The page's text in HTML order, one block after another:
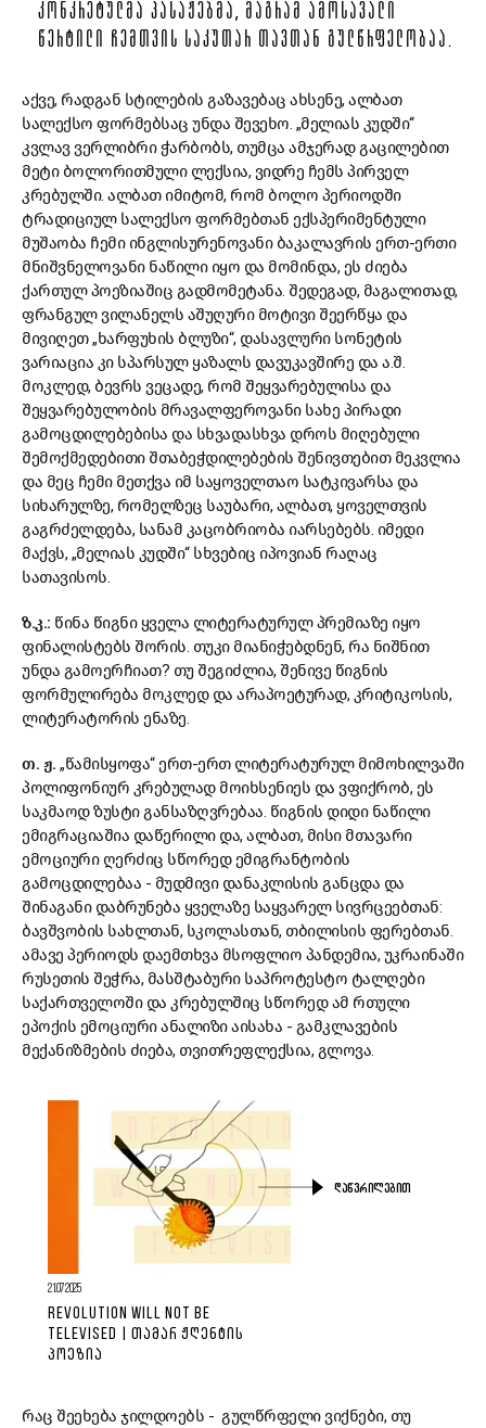
ᲙᲝᲜᲙᲠᲔᲢᲣᲚᲛᲐ ᲞᲐᲡᲐᲟᲔᲑᲛᲐ, ᲛᲐᲒᲠᲐᲛ ᲐᲛᲝᲡᲐᲕᲐᲚᲘ
ᲬᲔᲠᲢᲘᲚᲘ ᲩᲔᲛᲗᲕᲘᲡ ᲡᲐᲙᲣᲗᲐᲠ ᲗᲐᲕᲗᲐᲜ ᲒᲣᲚᲬᲠᲤᲔᲚᲝᲑᲐᲐ.
აქვე, რადგან სტილების გაზავებაც ახსენე, ალბათ
სალექსო ფორმებსაც უნდა შევეხო. „მელიას კუდში“
კვლავ ვერლიბრი ჭარბობს, თუმცა ამჯერად გაცილებით
მეტი ბოლორითმული ლექსია, ვიდრე ჩემს პირველ
კრებულში. ალბათ იმიტომ, რომ ბოლო პერიოდში
ტრადიციულ სალექსო ფორმებთან ექსპერიმენტული
მუშაობა ჩემი ინგლისურენოვანი ბაკალავრის ერთ-ერთი
მნიშვნელოვანი ნაწილი იყო და მომინდა, ეს ძიება
ქართულ პოეზიაშიც გადმომეტანა. შედეგად, მაგალითად,
ფრანგულ ვილანელს აშუღური მოტივი შეერწყა და
მივიღეთ „ხარფუხის ბლუზი“, დასავლური სონეტის
ვარიაცია კი სპარსულ ყაზალს დავუკავშირე და ა.შ.
მოკლედ, ბევრს ვეცადე, რომ შეყვარებულისა და
შეყვარებულობის მრავალფეროვანი სახე პირადი
გამოცდილებებისა და სხვადასხვა დროს მიღებული
შემოქმედებითი შთაბეჭდილებების შენივთებით მეკვლია
და მეც ჩემი მეთქვა იმ საყოველთაო სატკივარსა და
სიხარულზე, რომელზეც საუბარი, ალბათ, ყოველთვის
გაგრძელდება, სანამ კაცობრიობა იარსებებს. იმედი
მაქვს, „მელიას კუდში“ სხვებიც იპოვიან რაღაც
სათავისოს.
ზ.კ.: წინა წიგნი ყველა ლიტერატურულ პრემიაზე იყო
ფინალისტებს შორის. თუკი მიანიჭებდნენ, რა ნიშნით
უნდა გამოერჩიათ? თუ შეგიძლია, შენივე წიგნის
ფორმულირება მოკლედ და არაპოეტურად, კრიტიკოსის,
ლიტერატორის ენაზე.
თ. ჟ. „წამისყოფა“ ერთ-ერთ ლიტერატურულ მიმოხილვაში
პოლიფონიურ კრებულად მოიხსენიეს და ვფიქრობ, ეს
საკმაოდ ზუსტი განსაზღვრებაა. წიგნის დიდი ნაწილი
ემიგრაციაშია დაწერილი და, ალბათ, მისი მთავარი
ემოციური ღერძიც სწორედ ემიგრანტობის
გამოცდილებაა - მუდმივი დანაკლისის განცდა და
შინაგანი დაბრუნება ყველაზე საყვარელ სივრცეებთან:
ბავშვობის სახლთან, სკოლასთან, თბილისის ფერებთან.
ამავე პერიოდს დაემთხვა მსოფლიო პანდემია, უკრაინაში
რუსეთის შეჭრა, მასშტაბური საპროტესტო ტალღები
საქართველოში და კრებულშიც სწორედ ამ რთული
ეპოქის ემოციური ანალიზი აისახა - გამკლავების
მექანიზმების ძიება, თვითრეფლექსია, გლოვა.
21.07.2025
REVOLUTION WILL NOT BE
TELEVISED | ᲗᲐᲛᲐᲠ ᲟᲦᲔᲜᲢᲘᲡ
ᲞᲝᲔᲖᲘᲐ
ᲓᲐᲬᲕᲠᲘᲚᲔᲑᲘᲗ
რაც შეეხება ჯილდოებს - გულწრფელი ვიქნები, თუ